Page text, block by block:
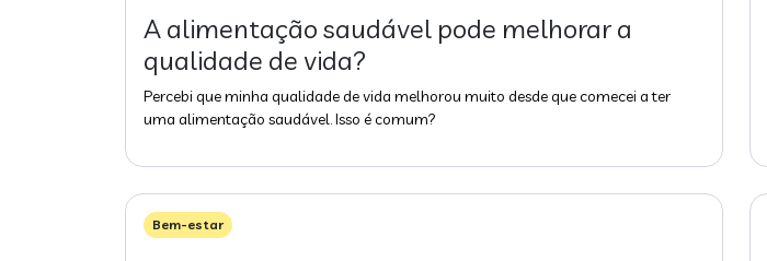
A alimentação saudável pode melhorar a
qualidade de vida?
Percebi que minha qualidade de vida melhorou muito desde que comecei a ter
uma alimentação saudável. Isso é comum?
Bem-estar